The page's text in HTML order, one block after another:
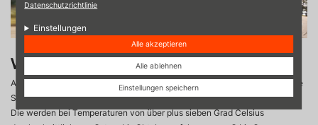
Datenschutzrichtlinie
Einstellungen
Alle akzeptieren
Alle ablehnen
Einstellungen speichern
Warum Sommerreifen?
Acht von zehn Autofahrern setzen in der warmen Jahreszeit auf maximale
Sicherheit mit speziell für die Saison optimiertenSommerreifen.
Die werden bei Temperaturen von über plus sieben Grad Celsius